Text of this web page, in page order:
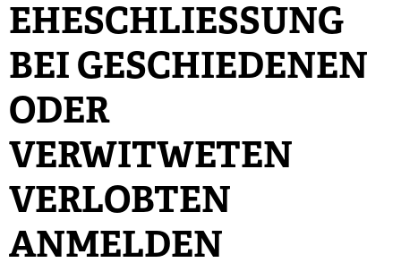
EHESCHLIESSUNG B
EI GESCHIEDENEN O
DER V
ERWITWETEN V
ERLOBTEN A
NMELDEN